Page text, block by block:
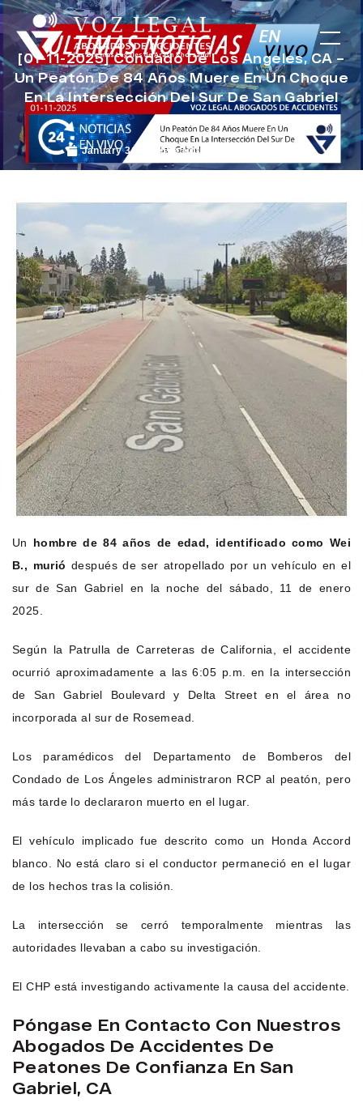
[01-11-2025] Condado De Los Angeles, CA –
Un Peatón De 84 Años Muere En Un Choque
En La Intersección Del Sur De San Gabriel
January 31, 2025 Noticias de Accidentes
Un hombre de 84 años de edad, identificado como Wei
B., murió después de ser atropellado por un vehículo en el
sur de San Gabriel en la noche del sábado, 11 de enero
2025.
Según la Patrulla de Carreteras de California, el accidente
ocurrió aproximadamente a las 6:05 p.m. en la intersección
de San Gabriel Boulevard y Delta Street en el área no
incorporada al sur de Rosemead.
Los paramédicos del Departamento de Bomberos del
Condado de Los Ángeles administraron RCP al peatón, pero
más tarde lo declararon muerto en el lugar.
El vehículo implicado fue descrito como un Honda Accord
blanco. No está claro si el conductor permaneció en el lugar
de los hechos tras la colisión.
La intersección se cerró temporalmente mientras las
autoridades llevaban a cabo su investigación.
El CHP está investigando activamente la causa del accidente.
Póngase En Contacto Con Nuestros
Abogados De Accidentes De
Peatones De Confianza En San
Gabriel, CA